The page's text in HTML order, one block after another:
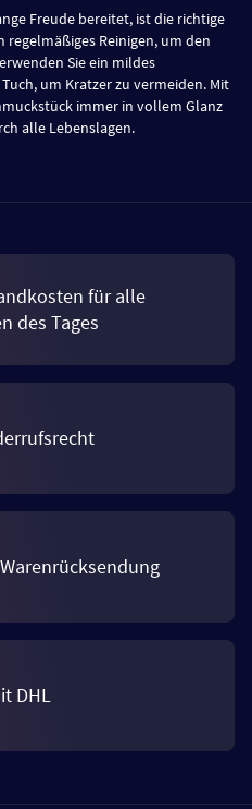
Freude bereitet, ist die richtige
Reinigen, um den
Sie ein mildes
um Kratzer zu vermeiden. Mit
immer in vollem Glanz
alle Lebenslagen.
für alle
des Tages
DHL